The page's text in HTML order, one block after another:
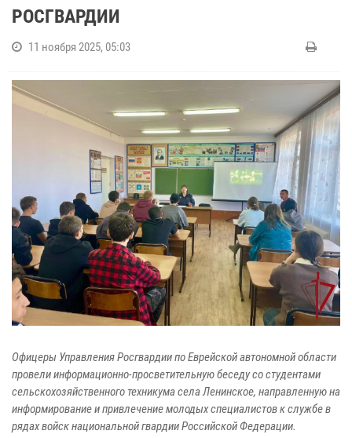
РОСГВАРДИИ
11 ноября 2025, 05:03
Офицеры Управления Росгвардии по Еврейской автономной области
провели информационно-просветительную беседу со студентами
сельскохозяйственного техникума села Ленинское, направленную на
информирование и привлечение молодых специалистов к службе в
рядах войск национальной гвардии Российской Федерации.